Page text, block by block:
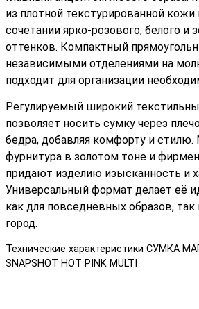
из плотной текстурированной
сочетании ярко-розового, белого и
оттенков. Компактный
независимыми отделениями на
подходит для организации
Регулируемый широкий
позволяет носить сумку через
бедра, добавляя комфорту и стилю.
фурнитура в золотом тоне и
придают изделию изысканность и
Универсальный формат делает её
как для повседневных образов,
город.
Технические характеристики СУМКА
SNAPSHOT HOT PINK MULTI